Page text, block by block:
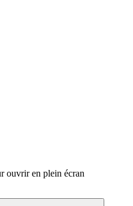
ouvrir en plein écran